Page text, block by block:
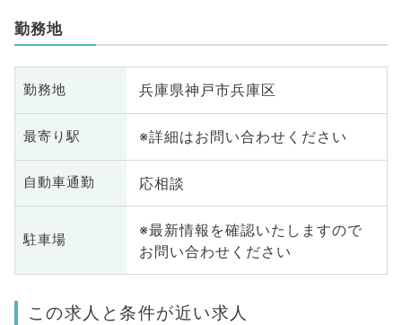
勤務地
勤務地 兵庫県神戸市兵庫区
最寄り駅 ※詳細はお問い合わせください
自動車通勤 応相談
駐車場
※最新情報を確認いたしますので
お問い合わせください
この求人と条件が近い求人